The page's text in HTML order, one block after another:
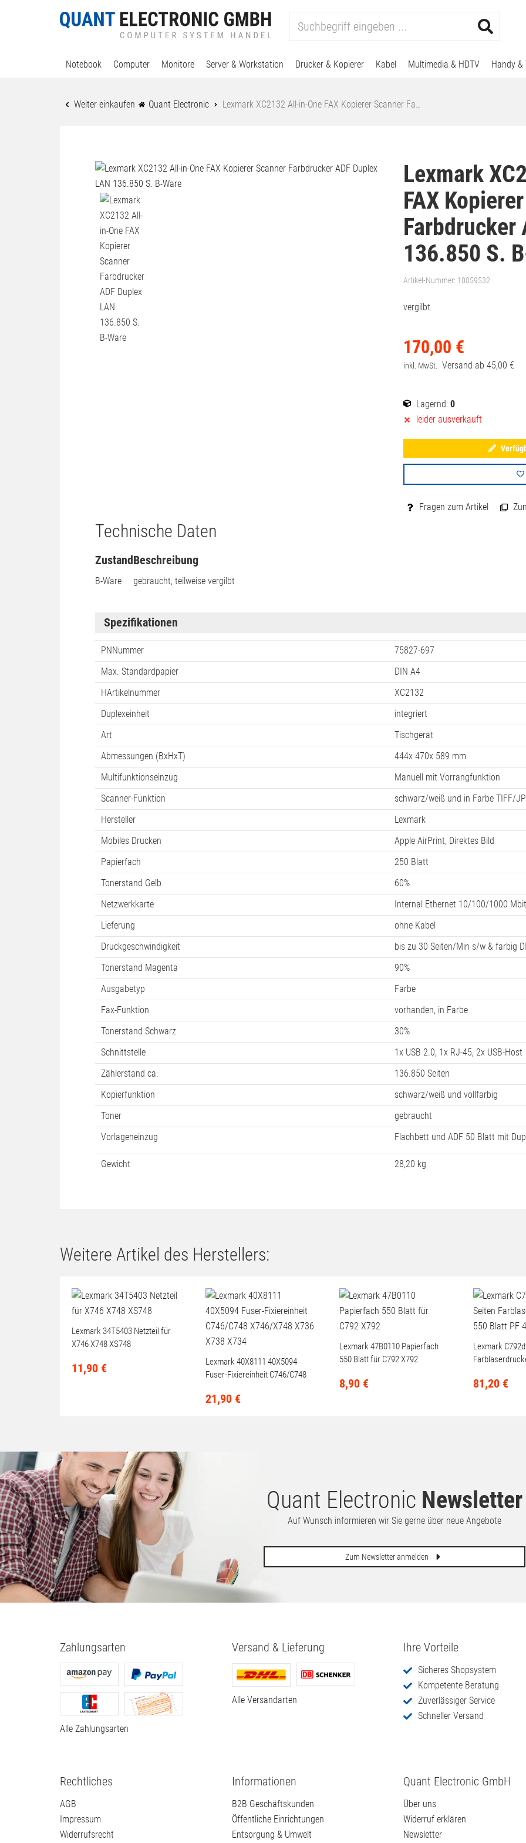
Notebook Computer Monitore Server & Workstation Drucker & Kopierer Kabel Multimedia & HDTV Handy &
Weiter einkaufen Quant Electronic Lexmark XC2132 All-in-One FAX Kopierer Scanner Fa…
Lexmark
FAX
Farbdrucker
136.850 S.
Artikel-Nummer: 10059532
vergilbt
170,00 €
inkl. MwSt. Versand ab 45,00 €
Lagernd: 0
leider ausverkauft
Fragen zum Artikel
Technische Daten
Zustand
B-Ware
Beschreibung
gebraucht, teilweise vergilbt
Spezifikationen
PNNummer
75827-697
Max. Standardpapier
DIN A4
HArtikelnummer
XC2132
Duplexeinheit
integriert
Art
Tischgerät
Abmessungen (BxHxT)
444x 470x 589 mm
Multifunktionseinzug
Manuell mit Vorrangfunktion
Scanner-Funktion
schwarz/weiß und in Farbe TIFF/
Hersteller
Lexmark
Mobiles Drucken
Apple AirPrint, Direktes Bild
Papierfach
250 Blatt
Tonerstand Gelb
60%
Netzwerkkarte
Internal Ethernet 10/100/1000 Mbit
Lieferung
ohne Kabel
Druckgeschwindigkeit
bis zu 30 Seiten/Min s/w & farbig
Tonerstand Magenta
90%
Ausgabetyp
Farbe
Fax-Funktion
vorhanden, in Farbe
Tonerstand Schwarz
30%
Schnittstelle
1x USB 2.0, 1x RJ-45, 2x USB-Host
Zählerstand ca.
136.850 Seiten
Kopierfunktion
schwarz/weiß und vollfarbig
Toner
gebraucht
Vorlageneinzug
Flachbett und ADF 50 Blatt mit
Gewicht 28,20 kg
Weitere Artikel des Herstellers:
Lexmark 34T5403 Netzteil für
X746 X748 XS748
11,90 €
Lexmark 40X8111 40X5094
Fuser-Fixiereinheit C746/C748
21,90 €
Lexmark 47B0110 Papierfach
550 Blatt für C792 X792
8,90 €
Lexmark
81,20 €
Quant Electronic Newsletter
Auf Wunsch informieren wir Sie gerne über neue Angebote
Zum Newsletter anmelden
Zahlungsarten
Alle Zahlungsarten
Versand & Lieferung
Alle Versandarten
Ihre Vorteile
Sicheres Shopsystem
Kompetente Beratung
Zuverlässiger Service
Schneller Versand
Rechtliches
AGB
Impressum
Widerrufsrecht
Informationen
B2B Geschäftskunden
Öffentliche Einrichtungen
Entsorgung & Umwelt
Quant Electronic GmbH
Über uns
Widerruf erklären
Newsletter